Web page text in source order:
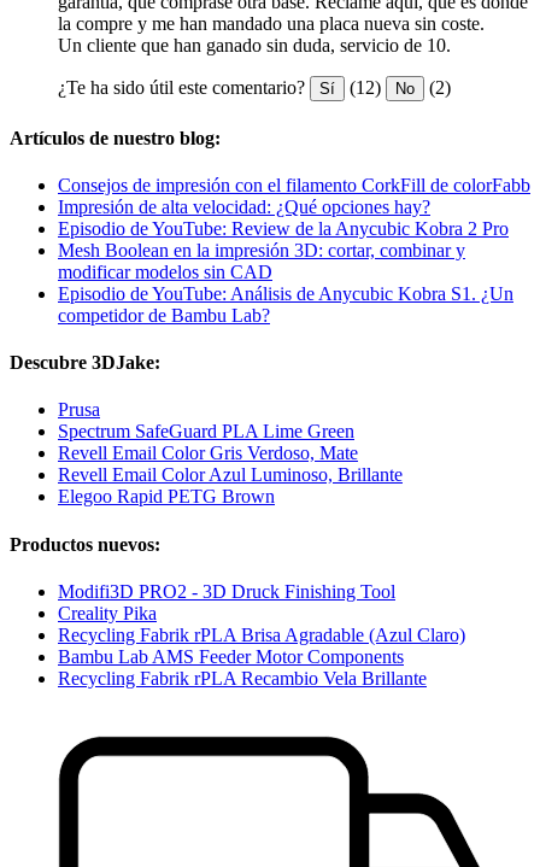
la compre y me han mandado una placa nueva sin coste.
Un cliente que han ganado sin duda, servicio de 10.
¿Te ha sido útil este comentario? Sí (12) No (2)
Artículos de nuestro blog:
Consejos de impresión con el filamento CorkFill de colorFabb
Impresión de alta velocidad: ¿Qué opciones hay?
Episodio de YouTube: Review de la Anycubic Kobra 2 Pro
Mesh Boolean en la impresión 3D: cortar, combinar y
modificar modelos sin CAD
Episodio de YouTube: Análisis de Anycubic Kobra S1. ¿Un
competidor de Bambu Lab?
Descubre 3DJake:
Prusa
Spectrum SafeGuard PLA Lime Green
Revell Email Color Gris Verdoso, Mate
Revell Email Color Azul Luminoso, Brillante
Elegoo Rapid PETG Brown
Productos nuevos:
Modifi3D PRO2 - 3D Druck Finishing Tool
Creality Pika
Recycling Fabrik rPLA Brisa Agradable (Azul Claro)
Bambu Lab AMS Feeder Motor Components
Recycling Fabrik rPLA Recambio Vela Brillante